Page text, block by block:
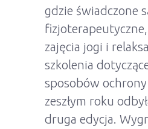
gdzie świadczone
zajęcia jogi i
szkolenia
sposobów
zeszłym roku
druga edycja.